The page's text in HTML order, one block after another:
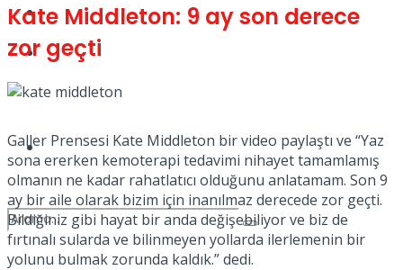
Kadınca
Dünya
Podcast
Kate Middleton: 9 ay son derece
zor geçti
Galler Prensesi Kate Middleton bir video paylaştı ve “Yaz
sona ererken kemoterapi tedavimi nihayet tamamlamış
olmanın ne kadar rahatlatıcı olduğunu anlatamam. Son 9
ay bir aile olarak bizim için inanılmaz derecede zor geçti.
Bildiğiniz gibi hayat bir anda değişebiliyor ve biz de
fırtınalı sularda ve bilinmeyen yollarda ilerlemenin bir
yolunu bulmak zorunda kaldık.” dedi.